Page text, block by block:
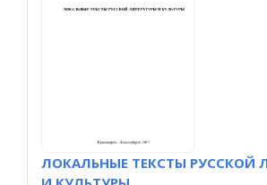
ЛОКАЛЬНЫЕ ТЕКСТЫ РУССКОЙ